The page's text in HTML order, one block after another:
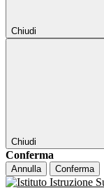
Chiudi
Chiudi
Conferma
Annulla Conferma